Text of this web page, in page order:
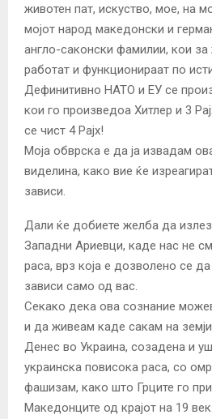
животен пат, искуство, мое, на
мојот народ македонски и
англо-саконски фамилии, кои
работат и функционираат по
Дефинитивно НАТО и ЕУ се
кои го произведоа Хитлер и 3
се чист 4 Рајх!
Моја обврска е да ја извадам
виделина, како вие ќе
зависи.
Дали ќе добиете желба да
Западни Ариевци, каде нас не
раса, врз која е дозволено се
зависи само од вас.
Секако дека ова сознание
и да живеам каде сакам на
Денес во Украина, созадена и
украинска повисока раса, со
фашизам, како што Грците го
Македонците од крајот на 19